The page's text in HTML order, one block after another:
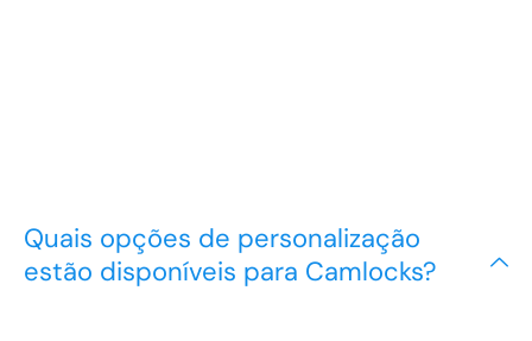
Quais opções de personalização
estão disponíveis para Camlocks?